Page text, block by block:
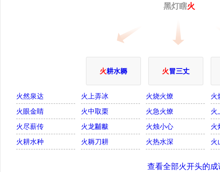
黑灯瞎火
火耕水耨 火冒三丈
火然泉达 火上弄冰 火烧火燎
火
火眼金睛
火中取栗 火急火燎
火
火尽薪传
火龙黼黻 火烛小心
火
火耕水种
火耨刀耕 火热水深 火
查看全部火开头的成